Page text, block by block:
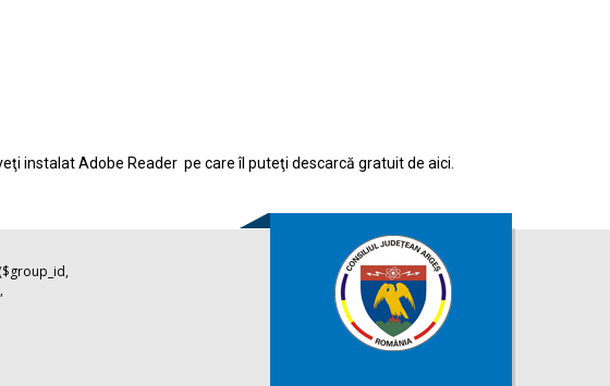
instalat Adobe Reader pe care îl puteţi descarcă gratuit de aici.